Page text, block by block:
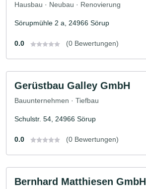
Hausbau · Neubau · Renovierung
Sörupmühle 2 a, 24966 Sörup
0.0 (0 Bewertungen)
Gerüstbau Galley GmbH
Bauunternehmen · Tiefbau
Schulstr. 54, 24966 Sörup
0.0 (0 Bewertungen)
Bernhard Matthiesen GmbH